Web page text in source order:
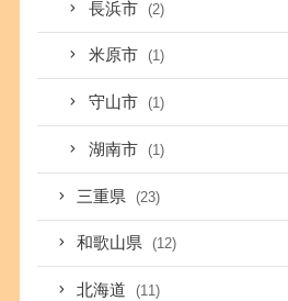
長浜市 (2)
米原市 (1)
守山市 (1)
湖南市 (1)
三重県 (23)
和歌山県 (12)
北海道 (11)